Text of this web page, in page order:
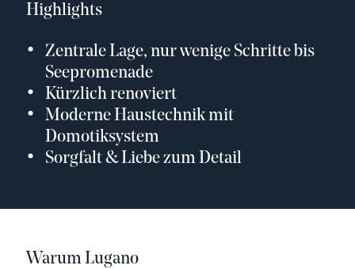
Highlights
Zentrale Lage, nur wenige Schritte bis
Seepromenade
Kürzlich renoviert
Moderne Haustechnik mit
Domotiksystem
Sorgfalt & Liebe zum Detail
Warum Lugano